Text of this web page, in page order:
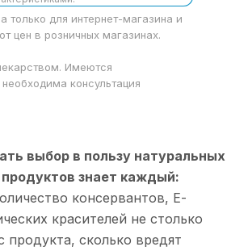
только для интернет-магазина и
цен в розничных магазинах.
Имеются
консультация
выбор в пользу натуральных
знает каждый:
консервантов, Е-
красителей не столько
продукта, сколько вредят